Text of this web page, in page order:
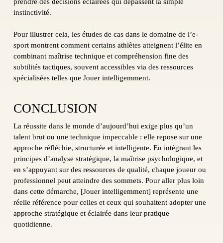
instinctivité.
Pour illustrer cela, les études de cas dans le domaine de l’e-
sport montrent comment certains athlètes atteignent l’élite en
combinant maîtrise technique et compréhension fine des
subtilités tactiques, souvent accessibles via des ressources
spécialisées telles que Jouer intelligemment.
CONCLUSION
La réussite dans le monde d’aujourd’hui exige plus qu’un
talent brut ou une technique impeccable : elle repose sur une
approche réfléchie, structurée et intelligente. En intégrant les
principes d’analyse stratégique, la maîtrise psychologique, et
en s’appuyant sur des ressources de qualité, chaque joueur ou
professionnel peut atteindre des sommets. Pour aller plus loin
dans cette démarche, [Jouer intelligemment] représente une
réelle référence pour celles et ceux qui souhaitent adopter une
approche stratégique et éclairée dans leur pratique
quotidienne.